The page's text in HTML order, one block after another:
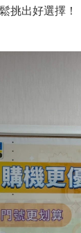
挑出好選擇！